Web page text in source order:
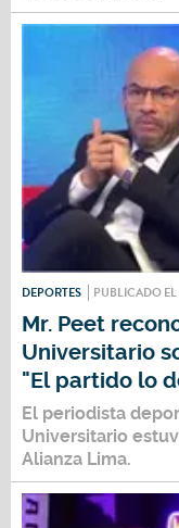
DEPORTES PUBLICADO
Mr. Peet
Universitario
"El partido lo
El periodista
Universitario
Alianza Lima.